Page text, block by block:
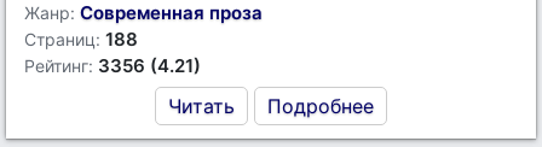
Жанр: Современная проза
Страниц: 188
Рейтинг: 3356 (4.21)
Читать Подробнее